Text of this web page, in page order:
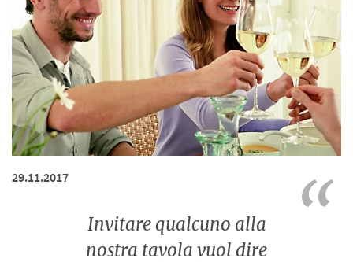
29.11.2017
Invitare qualcuno alla
nostra tavola vuol dire